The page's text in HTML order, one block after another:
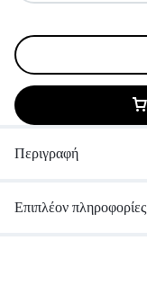
Περιγραφή
Επιπλέον πληροφορίες